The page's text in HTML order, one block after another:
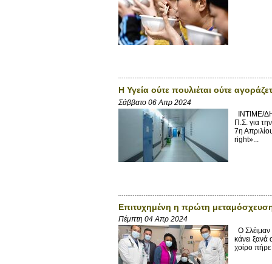
Η Υγεία ούτε πουλιέται ούτε
Σάββατο 06 Απρ 2024
INTIME/
Π.Σ. για
7η
right»...
Επιτυχημένη η πρώτη
Πέμπτη 04 Απρ 2024
Ο Σλέιμαν
κάνει
χοίρο πήρε